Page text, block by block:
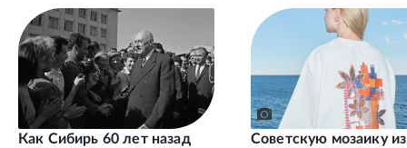
Как Сибирь 60 лет назад
Советскую мозаику из